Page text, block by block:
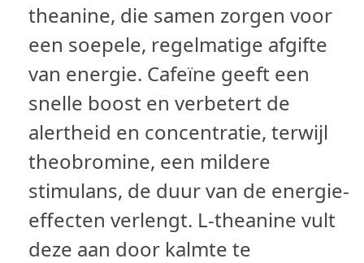
theanine, die samen zorgen voor
een soepele, regelmatige afgifte
van energie. Cafeïne geeft een
snelle boost en verbetert de
alertheid en concentratie, terwijl
theobromine, een mildere
stimulans, de duur van de energie-
effecten verlengt. L-theanine vult
deze aan door kalmte te